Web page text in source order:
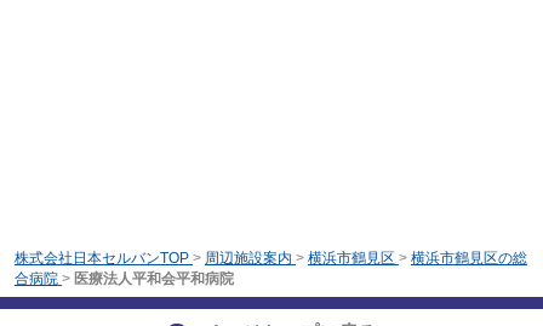
株式会社日本セルバンTOP > 周辺施設案内 > 横浜市鶴見区 > 横浜市鶴見区の総
合病院 > 医療法人平和会平和病院